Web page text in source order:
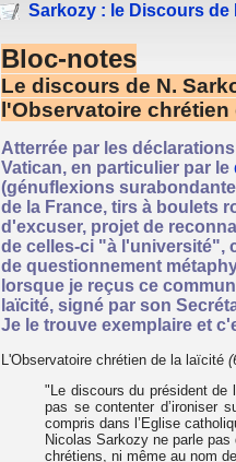
Sarkozy : le Discours de
Bloc-notes
Le discours de N.
l'Observatoire chrétien
Atterrée par les
Vatican, en particulier par le
(génuflexions
de la France, tirs à boulets
d'excuser, projet de
de celles-ci "à l'université",
de questionnement
lorsque je reçus ce
laïcité, signé par son
Je le trouve exemplaire et
L'Observatoire chrétien de la laïcité
"Le discours du président de
pas se contenter d’ironiser
compris dans l’Eglise
Nicolas Sarkozy ne parle
chrétiens, ni même au nom